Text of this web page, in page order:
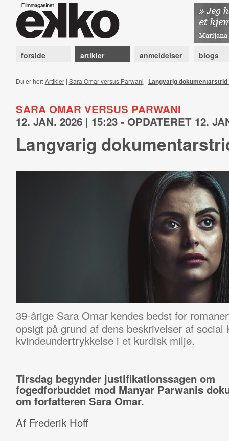
forside artikler anmeldelser blogs
Du er her:Artikler| Sara Omar versus Parwani | Langvarig
SARA OMAR VERSUS PARWANI
12. JAN. 2026 | 15:23 - OPDATERET 12.
Langvarig
39-årige Sara Omar kendes bedst for
opsigt på grund af dens beskrivelser af social
kvindeundertrykkelse i et kurdisk miljø.
Tirsdag begynder justifikationssagen om
fogedforbuddet mod Manyar Parwanis
om forfatteren Sara Omar.
Af Frederik Hoff